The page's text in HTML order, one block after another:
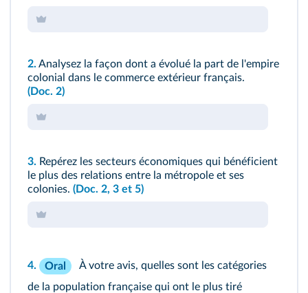
2. Analysez la façon dont a évolué la part de l'empire
colonial dans le commerce extérieur français.
(Doc. 2)
3. Repérez les secteurs économiques qui bénéficient
le plus des relations entre la métropole et ses
colonies. (Doc. 2, 3 et 5)
4. Oral
À votre avis, quelles sont les catégories
de la population française qui ont le plus tiré